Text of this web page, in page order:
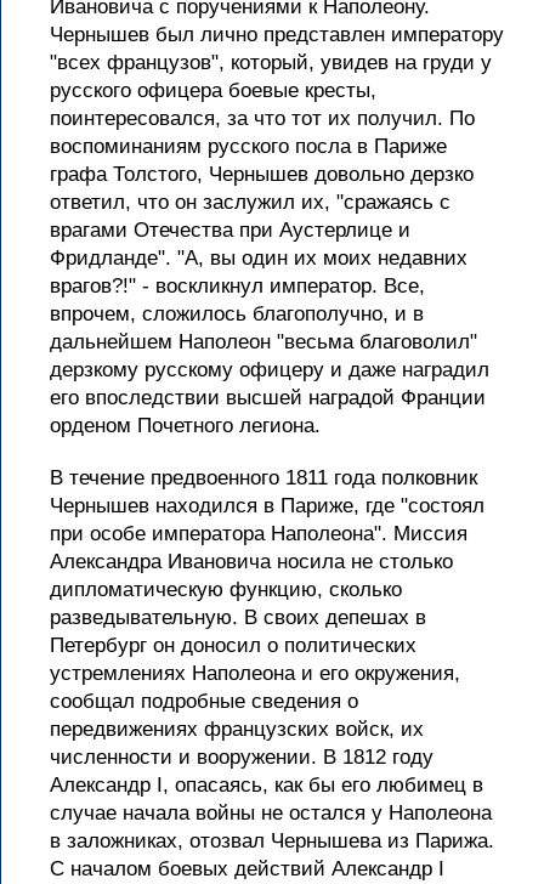
Ивановича с поручениями к Наполеону.
Чернышев был лично представлен императору
"всех французов", который, увидев на груди у
русского офицера боевые кресты,
поинтересовался, за что тот их получил. По
воспоминаниям русского посла в Париже
графа Толстого, Чернышев довольно дерзко
ответил, что он заслужил их, "сражаясь с
врагами Отечества при Аустерлице и
Фридланде". "А, вы один их моих недавних
врагов?!" - воскликнул император. Все,
впрочем, сложилось благополучно, и в
дальнейшем Наполеон "весьма благоволил"
дерзкому русскому офицеру и даже наградил
его впоследствии высшей наградой Франции
орденом Почетного легиона.
В течение предвоенного 1811 года полковник
Чернышев находился в Париже, где "состоял
при особе императора Наполеона". Миссия
Александра Ивановича носила не столько
дипломатическую функцию, сколько
разведывательную. В своих депешах в
Петербург он доносил о политических
устремлениях Наполеона и его окружения,
сообщал подробные сведения о
передвижениях французских войск, их
численности и вооружении. В 1812 году
Александр I, опасаясь, как бы его любимец в
случае начала войны не остался у Наполеона
в заложниках, отозвал Чернышева из Парижа.
С началом боевых действий Александр I